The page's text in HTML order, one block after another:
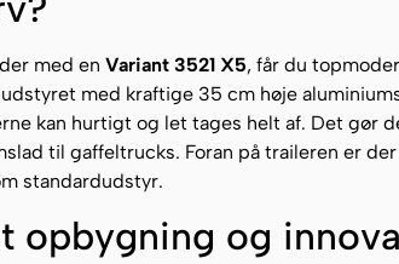
med en Variant 3521 X5, får du
med kraftige 35 cm høje
kan hurtigt og let tages helt af. Det gør
til gaffeltrucks. Foran på traileren er
standardudstyr.
opbygning og